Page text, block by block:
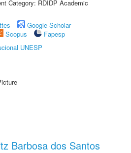
Category: RDIDP Academic
Google Scholar
Scopus
Fapesp
UNESP
Barbosa dos Santos